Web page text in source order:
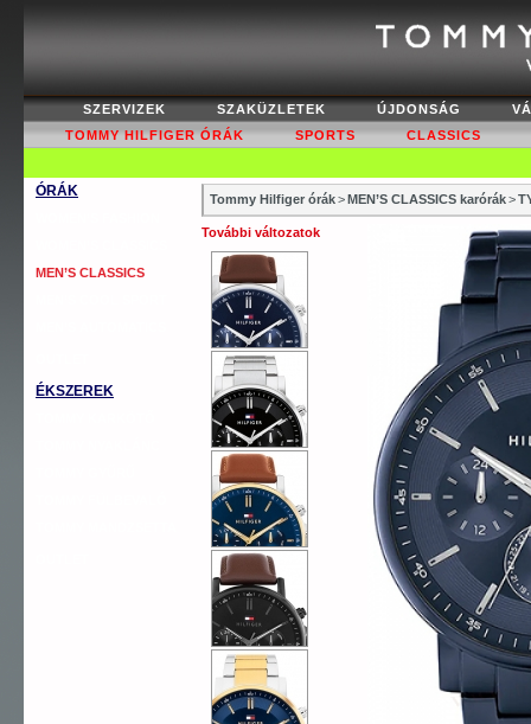
SZERVIZEK SZAKÜZLETEK ÚJDONSÁG
TOMMY HILFIGER ÓRÁK
SPORTS CLASSICS
ÓRÁK
MEN’S CLASSICS
ÉKSZEREK
Tommy Hilfiger órák>MEN’S CLASSICS karórák>
További változatok